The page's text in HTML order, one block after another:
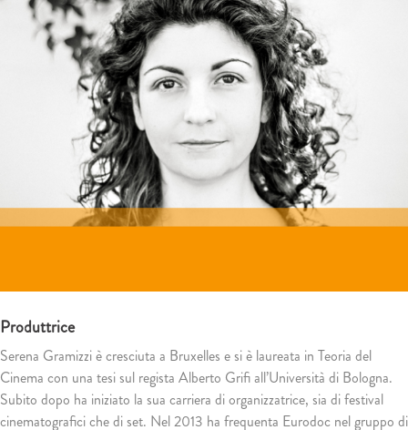
Produttrice
Serena Gramizzi è cresciuta a Bruxelles e si è laureata in Teoria del
Cinema con una tesi sul regista Alberto Grifi all’Università di Bologna.
Subito dopo ha iniziato la sua carriera di organizzatrice, sia di festival
cinematografici che di set. Nel 2013 ha frequenta Eurodoc nel gruppo di